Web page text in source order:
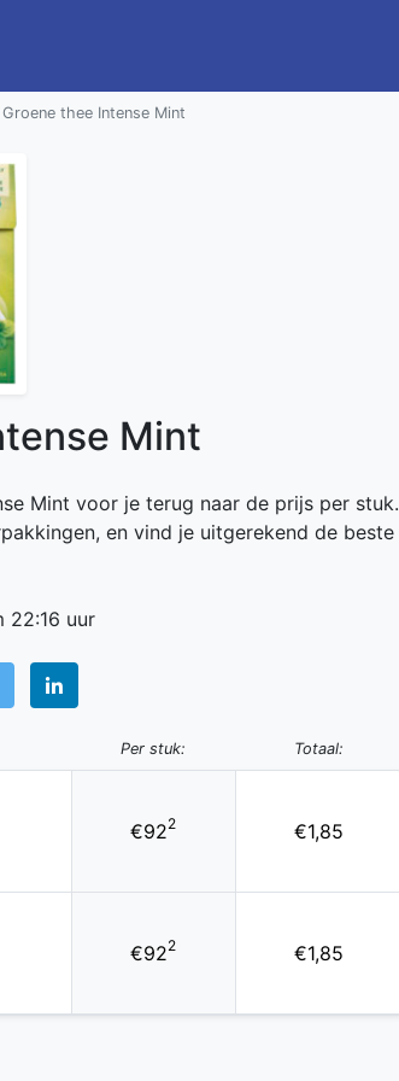
thee Intense Mint
Mint
Mint voor je terug naar de prijs per stuk.
en vind je uitgerekend de beste
22:16 uur
Per stuk: Totaal:
€922 €1,85
€922 €1,85